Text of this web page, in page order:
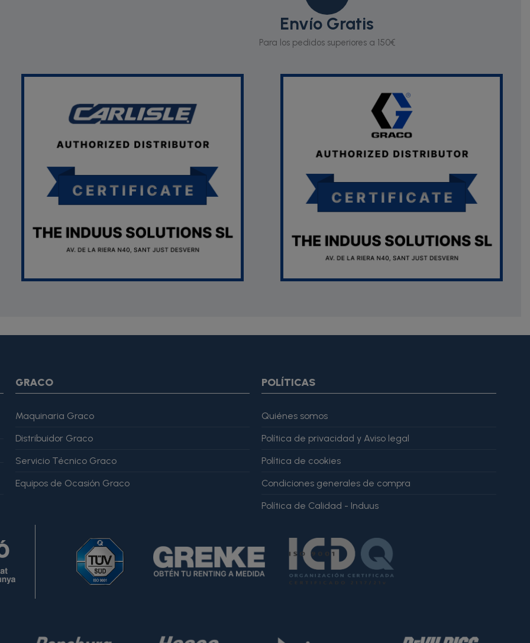
Envío Gratis
Para los pedidos superiores a 150€
GRACO
Maquinaria Graco
Distribuidor Graco
Servicio Técnico Graco
Equipos de Ocasión Graco
POLÍTICAS
Quiénes somos
Política de privacidad y Aviso legal
Política de cookies
Condiciones generales de compra
Política de Calidad - Induus
"Alfonso Martínez" }, "reviewRating": { "@type": "Rating", "ratingValue": 4, "bestRating": 5 }, "reviewBody": "Este producto